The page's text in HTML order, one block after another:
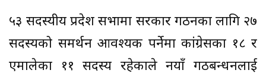
५३ सदस्यीय प्रदेश सभामा सरकार गठनका लागि २७
सदस्यको समर्थन आवश्यक पर्नेमा कांग्रेसका १८ र
एमालेका ११ सदस्य रहेकाले नयाँ गठबन्धनलाई